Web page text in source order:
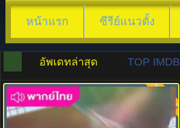
หน้าแรก ซีรีย์แนวตั้ง
อัพเดทล่าสุด TOP IMDB
8.0 พากย์ไทย